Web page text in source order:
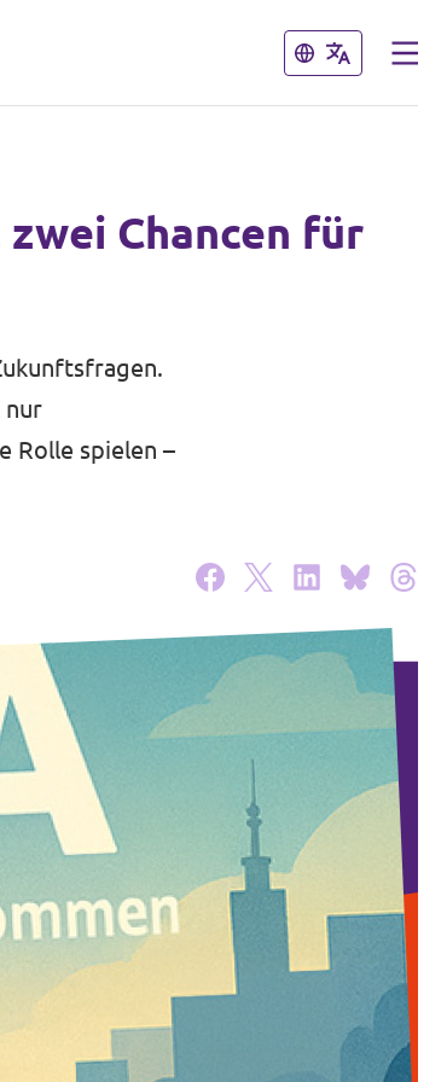
Schließen
Schließen
Chancen für
nur
Rolle spielen –